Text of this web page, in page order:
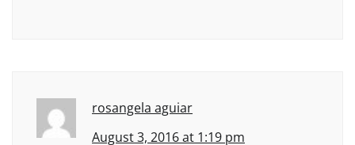
rosangela aguiar
August 3, 2016 at 1:19 pm